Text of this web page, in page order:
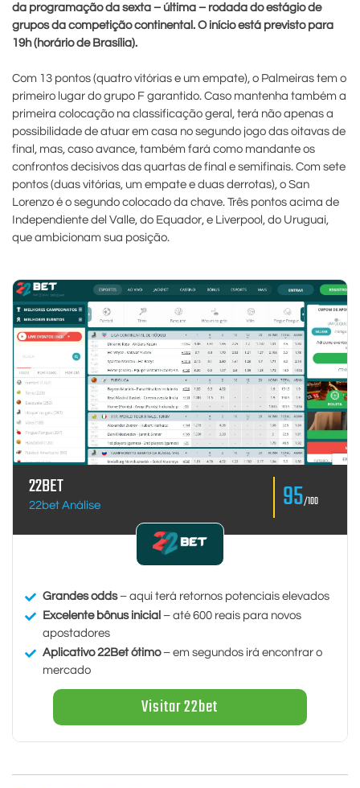
da programação da sexta – última – rodada do estágio de
grupos da competição continental. O início está previsto para
19h (horário de Brasília).
Com 13 pontos (quatro vitórias e um empate), o Palmeiras tem o
primeiro lugar do grupo F garantido. Caso mantenha também a
primeira colocação na classificação geral, terá não apenas a
possibilidade de atuar em casa no segundo jogo das oitavas de
final, mas, caso avance, também fará como mandante os
confrontos decisivos das quartas de final e semifinais. Com sete
pontos (duas vitórias, um empate e duas derrotas), o San
Lorenzo é o segundo colocado da chave. Três pontos acima de
Independiente del Valle, do Equador, e Liverpool, do Uruguai,
que ambicionam sua posição.
22BET
22bet Análise 95/100
Grandes odds– aqui terá retornos potenciais elevados
Excelente bônus inicial – até 600 reais para novos
apostadores
Aplicativo 22Bet ótimo– em segundos irá encontrar o
mercado
Visitar 22bet